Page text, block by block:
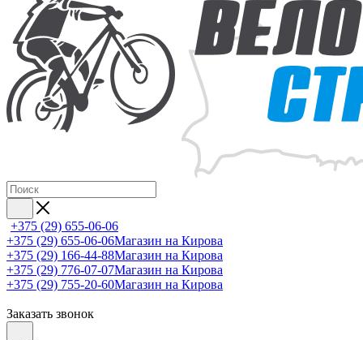
+375 (29) 655-06-06
+375 (29) 655-06-06Магазин на Кирова
+375 (29) 166-44-88Магазин на Кирова
+375 (29) 776-07-07Магазин на Кирова
+375 (29) 755-20-60Магазин на Кирова
Заказать звонок